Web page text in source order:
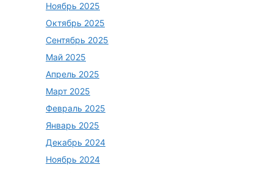
Ноябрь 2025
Октябрь 2025
Сентябрь 2025
Май 2025
Апрель 2025
Март 2025
Февраль 2025
Январь 2025
Декабрь 2024
Ноябрь 2024